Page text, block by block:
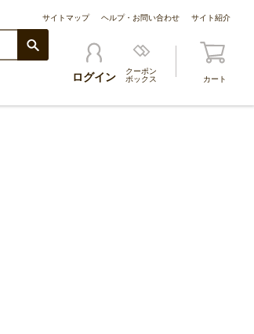
サイトマップ ヘルプ・お問い合わせ サイト紹介
ログイン
クーポン
ボックス
カート